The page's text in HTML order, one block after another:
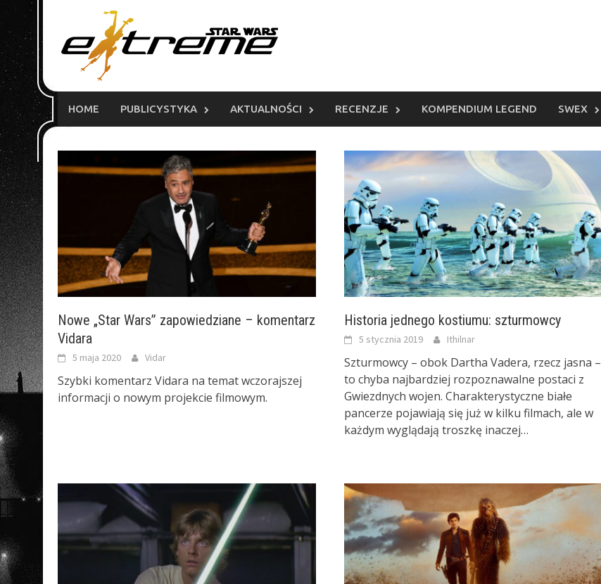
content
HOME PUBLICYSTYKA AKTUALNOŚCI RECENZJE KOMPENDIUM LEGEND SWEX
Nowe „Star Wars” zapowiedziane – komentarz
Vidara
5 maja 2020 Vidar
Szybki komentarz Vidara na temat wczorajszej
informacji o nowym projekcie filmowym.
Historia jednego kostiumu: szturmowcy
5 stycznia 2019 Ithilnar
Szturmowcy – obok Dartha Vadera, rzecz jasna –
to chyba najbardziej rozpoznawalne postaci z
Gwiezdnych wojen. Charakterystyczne białe
pancerze pojawiają się już w kilku filmach, ale w
każdym wyglądają troszkę inaczej…